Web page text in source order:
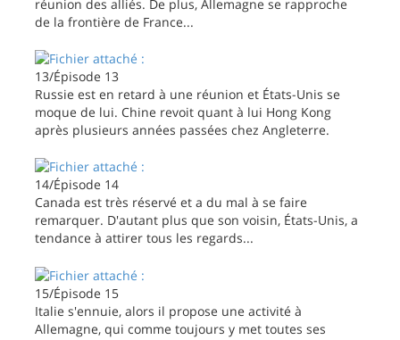
réunion des alliés. De plus, Allemagne se rapproche
de la frontière de France...
13/Épisode 13
Russie est en retard à une réunion et États-Unis se
moque de lui. Chine revoit quant à lui Hong Kong
après plusieurs années passées chez Angleterre.
14/Épisode 14
Canada est très réservé et a du mal à se faire
remarquer. D'autant plus que son voisin, États-Unis, a
tendance à attirer tous les regards...
15/Épisode 15
Italie s'ennuie, alors il propose une activité à
Allemagne, qui comme toujours y met toutes ses